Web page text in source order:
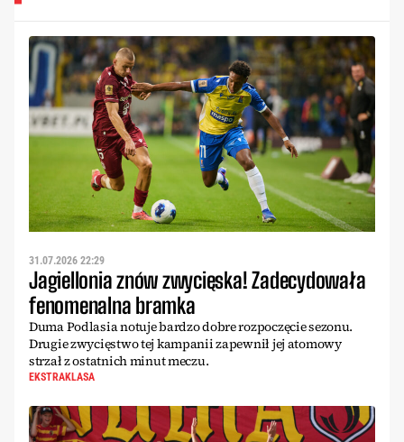
31.07.2026 22:29
Jagiellonia znów zwycięska! Zadecydowała
fenomenalna bramka
Duma Podlasia notuje bardzo dobre rozpoczęcie sezonu.
Drugie zwycięstwo tej kampanii zapewnił jej atomowy
strzał z ostatnich minut meczu.
EKSTRAKLASA